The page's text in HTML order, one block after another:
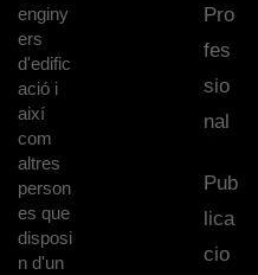
enginy
ers
d'edific
ació i
així
com
altres
person
es que
disposi
n d'un
Pro
fes
sio
nal
Pub
lica
cio